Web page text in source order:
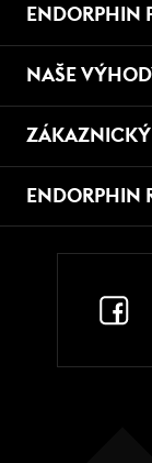
ENDORPHIN
NAŠE
ZÁKAZNICKÝ
ENDORPHIN